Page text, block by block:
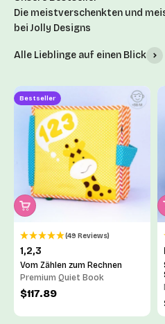
Die meistverschenkten und
bei Jolly Designs
Alle Lieblinge auf einen Blick
Bestseller
(49 Reviews)
1,2,3
Vom Zählen zum Rechnen
Premium Quiet Book
Angebot
$117.89